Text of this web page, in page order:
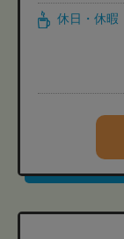
休日・休暇